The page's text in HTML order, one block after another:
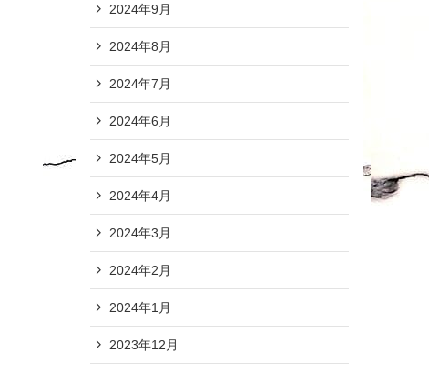
2024年9月
2024年8月
2024年7月
2024年6月
2024年5月
2024年4月
2024年3月
2024年2月
2024年1月
2023年12月